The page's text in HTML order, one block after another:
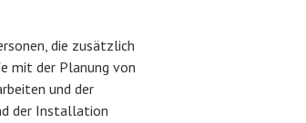
die zusätzlich
mit der Planung von
und der
der Installation